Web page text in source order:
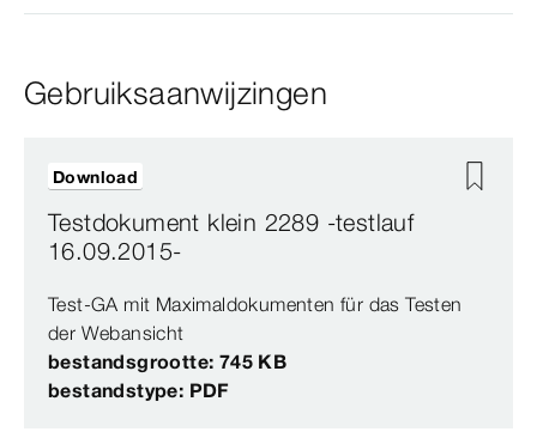
Gebruiksaanwijzingen
Testdokument klein 2289 -testlauf
16.09.2015-
Test-GA mit Maximaldokumenten für das Testen
der Webansicht
bestandsgrootte: 745 KB
bestandstype: PDF
Download